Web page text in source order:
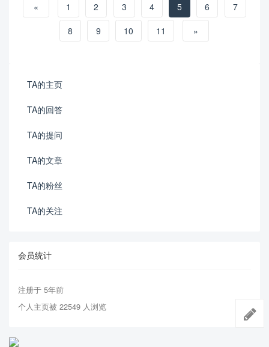
« 1 2 3 4 5 6
7
8
9 10 11 »
TA的主页
TA的回答
TA的提问
TA的文章
TA的粉丝
TA的关注
会员统计
注册于 5年前
个人主页被 22549 人浏览